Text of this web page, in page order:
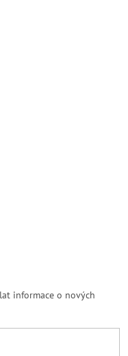
informace o nových